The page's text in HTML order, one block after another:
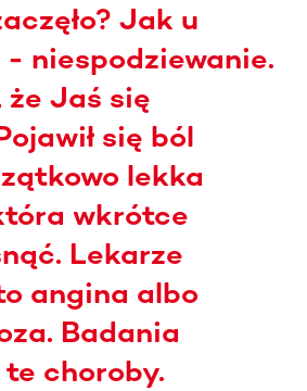
Jak u
niespodziewanie.
że Jaś się
się ból
lekka
wkrótce
Lekarze
angina albo
Badania
choroby.